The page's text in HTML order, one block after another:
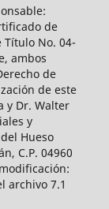
de
Título No. 04-
ambos
de
de este
y Dr. Walter
y
Hueso
C.P. 04960
archivo 7.1